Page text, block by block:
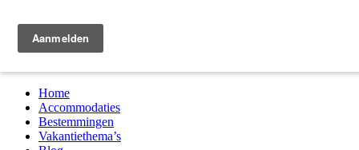
Home
Accommodaties
Bestemmingen
Vakantiethema’s